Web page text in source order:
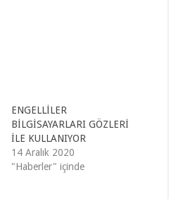
ENGELLİLER
BİLGİSAYARLARI GÖZLERİ
İLE KULLANIYOR
14 Aralık 2020
"Haberler" içinde